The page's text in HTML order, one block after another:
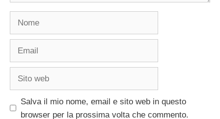
Salva il mio nome, email e sito web in questo
browser per la prossima volta che commento.